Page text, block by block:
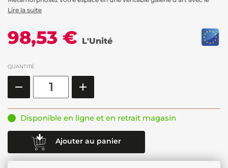
Lire la suite
98,53 € L'Unité
QUANTITÉ
Disponible en ligne et en retrait magasin
Ajouter au panier